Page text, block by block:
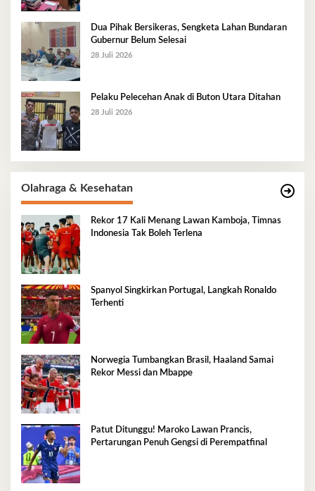
Dua Pihak Bersikeras, Sengketa Lahan Bundaran
Gubernur Belum Selesai
28 Juli 2026
Pelaku Pelecehan Anak di Buton Utara Ditahan
28 Juli 2026
Olahraga & Kesehatan
Rekor 17 Kali Menang Lawan Kamboja, Timnas
Indonesia Tak Boleh Terlena
Spanyol Singkirkan Portugal, Langkah Ronaldo
Terhenti
Norwegia Tumbangkan Brasil, Haaland Samai
Rekor Messi dan Mbappe
Patut Ditunggu! Maroko Lawan Prancis,
Pertarungan Penuh Gengsi di Perempatfinal